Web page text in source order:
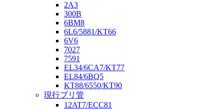
2A3
300B
6BM8
6L6/5881/KT66
6V6
7027
7591
EL34/6CA7/KT77
EL84/6BQ5
KT88/6550/KT90
現行プリ管
12AT7/ECC81